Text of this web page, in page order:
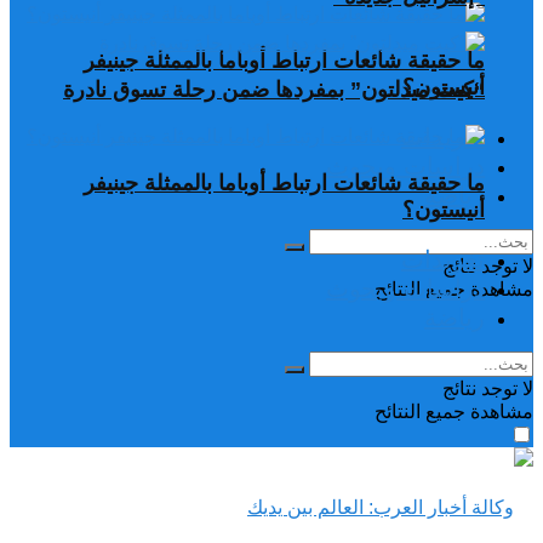
ما حقيقة شائعات ارتباط أوباما بالممثلة جينيفر
أنيستون؟
تغريدات
دراسات وبحوث
رياضة
لا توجد نتائج
مشاهدة جميع النتائح
“كيت ميدلتون” بمفردها ضمن رحلة تسوق نادرة
ما حقيقة شائعات ارتباط أوباما بالممثلة جينيفر
أنيستون؟
تغريدات
دراسات وبحوث
لا توجد نتائج
مشاهدة جميع النتائح